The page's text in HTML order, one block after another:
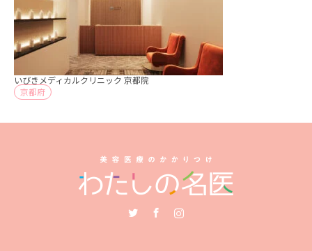
いびきメディカルクリニック 京都院
京都府